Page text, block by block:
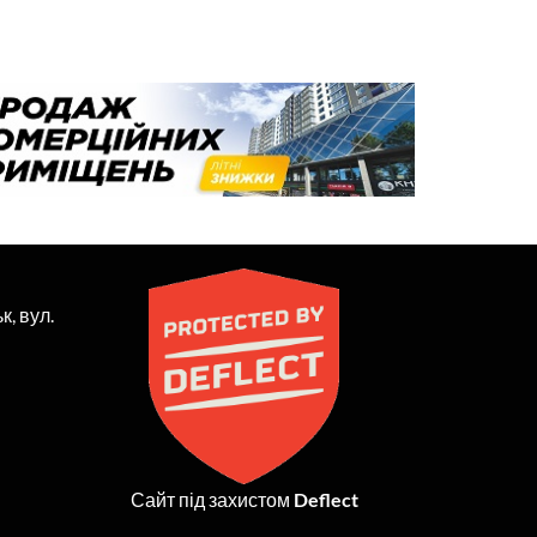
вул.
Сайт під захистом Deflect